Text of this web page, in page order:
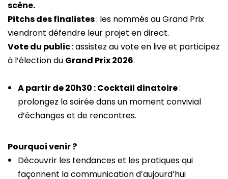
scène.
Pitchs des finalistes: les nommés au Grand Prix
viendront défendre leur projet en direct.
Vote du public: assistez au vote en live et participez
à l’élection du Grand Prix 2026.
A partir de 20h30 : Cocktail dinatoire:
prolongez la soirée dans un moment convivial
d’échanges et de rencontres.
Pourquoi venir ?
Découvrir les tendances et les pratiques qui
façonnent la communication d’aujourd’hui